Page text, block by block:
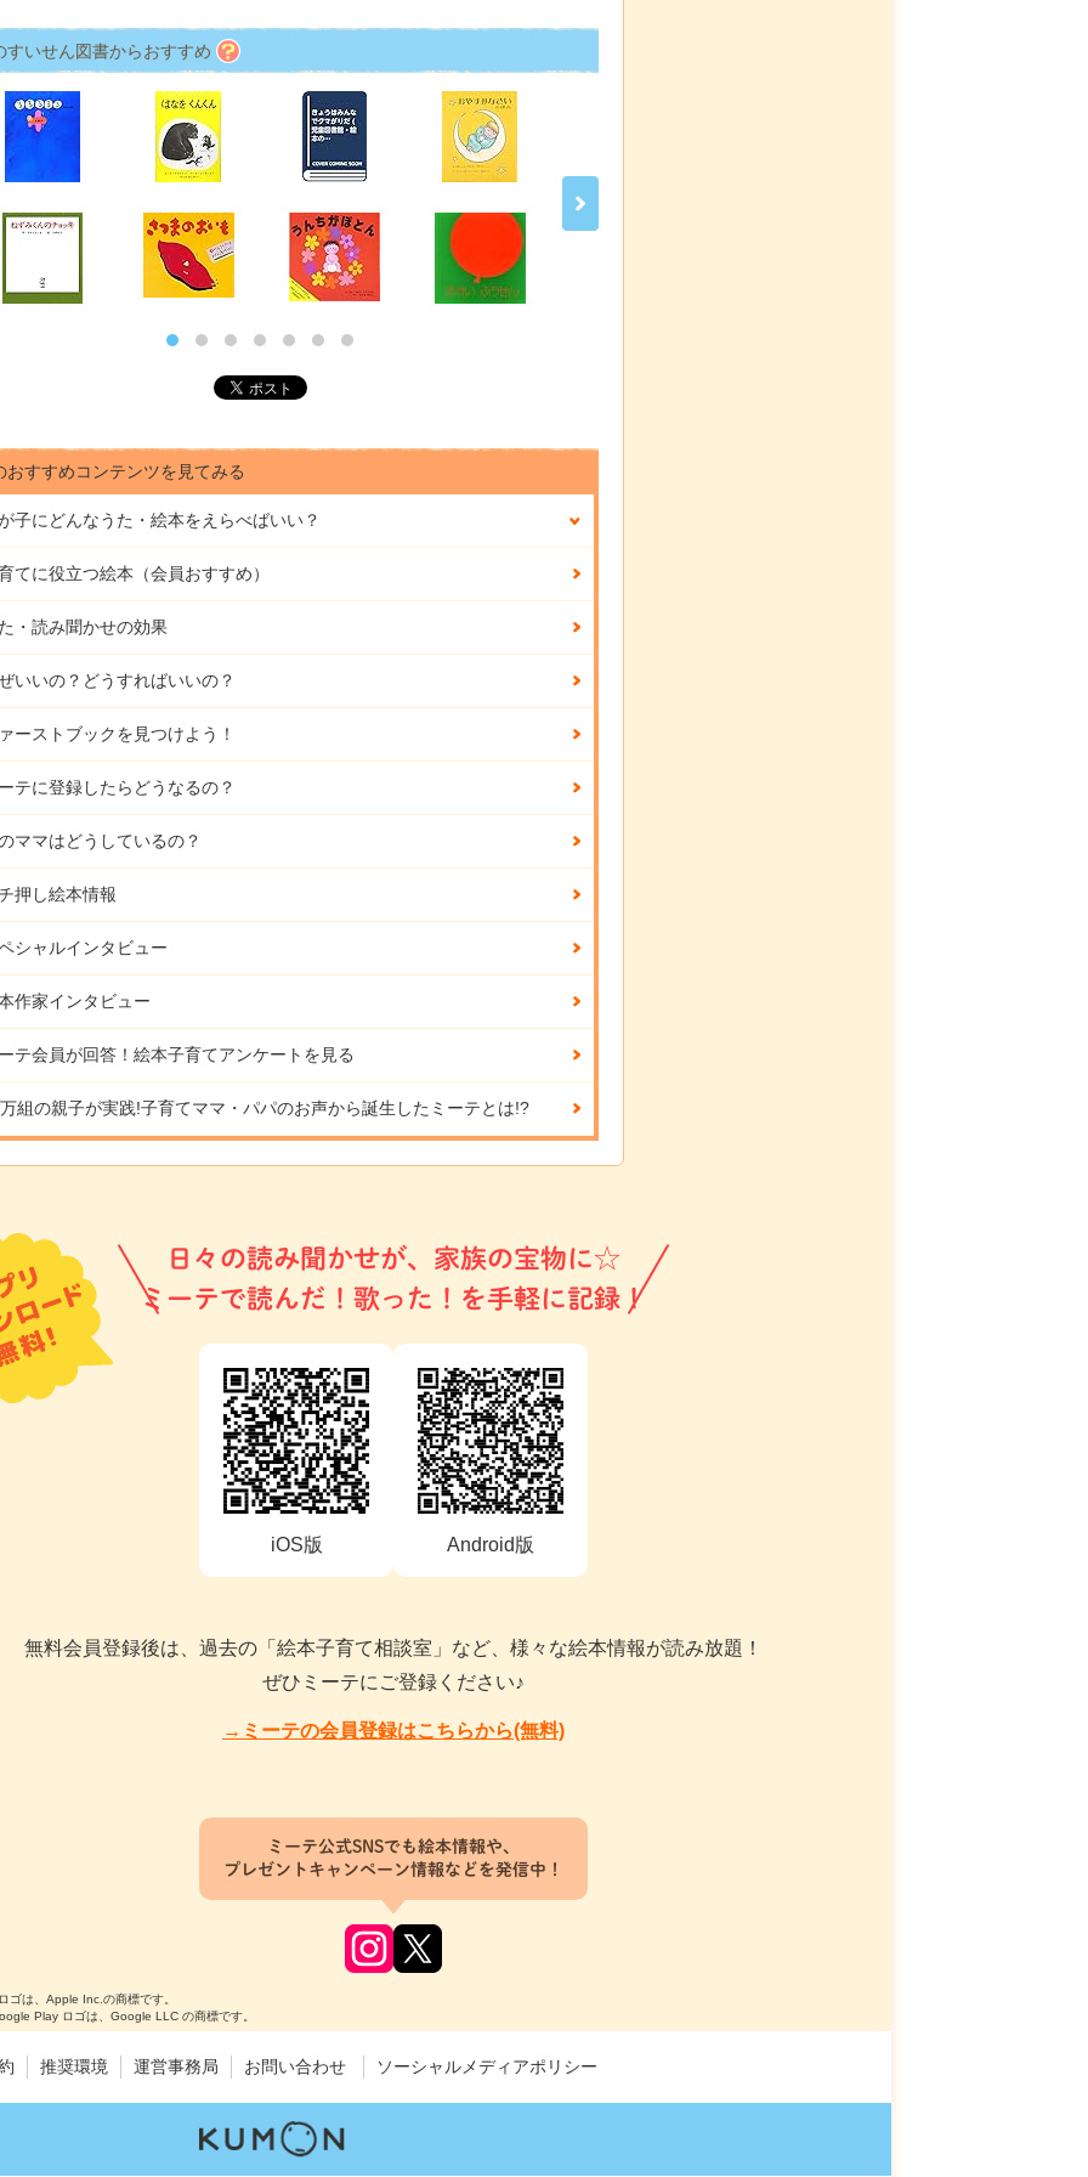
すいせん図書からおすすめ
おすすめコンテンツを見てみる
子にどんなうた・絵本をえらべばいい？
てに役立つ絵本（会員おすすめ）
・読み聞かせの効果
いいの？どうすればいいの？
ーストブックを見つけよう！
テに登録したらどうなるの？
ママはどうしているの？
押し絵本情報
シャルインタビュー
作家インタビュー
テ会員が回答！ 絵本子育てアンケートを見る
組の親子が実践!子育てママ・パパのお声から誕生したミーテとは!?
日々の読み聞かせが、家族の宝物に☆
ミーテで読んだ！歌った！を手軽に記録！
iOS版 Android版
無料会員登録後は、過去の「絵本子育て相談室」など、様々な絵本情報が読み放題！
ぜひミーテにご登録ください♪
→ミーテの会員登録はこちらから(無料)
ミーテ公式SNSでも絵本情報や、
プレゼントキャンペーン情報などを発信中！
は、Apple Inc.の商標です。
Play ロゴは、Google LLC の商標です。
推奨環境 運営事務局 お問い合わせ ソーシャルメディアポリシー